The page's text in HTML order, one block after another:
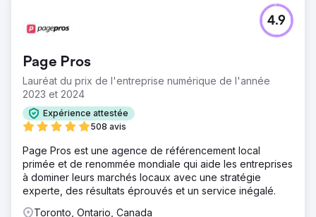
Page Pros
Lauréat du prix de l'entreprise numérique de l'année
2023 et 2024
Expérience attestée
508 avis
4.9
Page Pros est une agence de référencement local
primée et de renommée mondiale qui aide les entreprises
à dominer leurs marchés locaux avec une stratégie
experte, des résultats éprouvés et un service inégalé.
Toronto, Ontario, Canada